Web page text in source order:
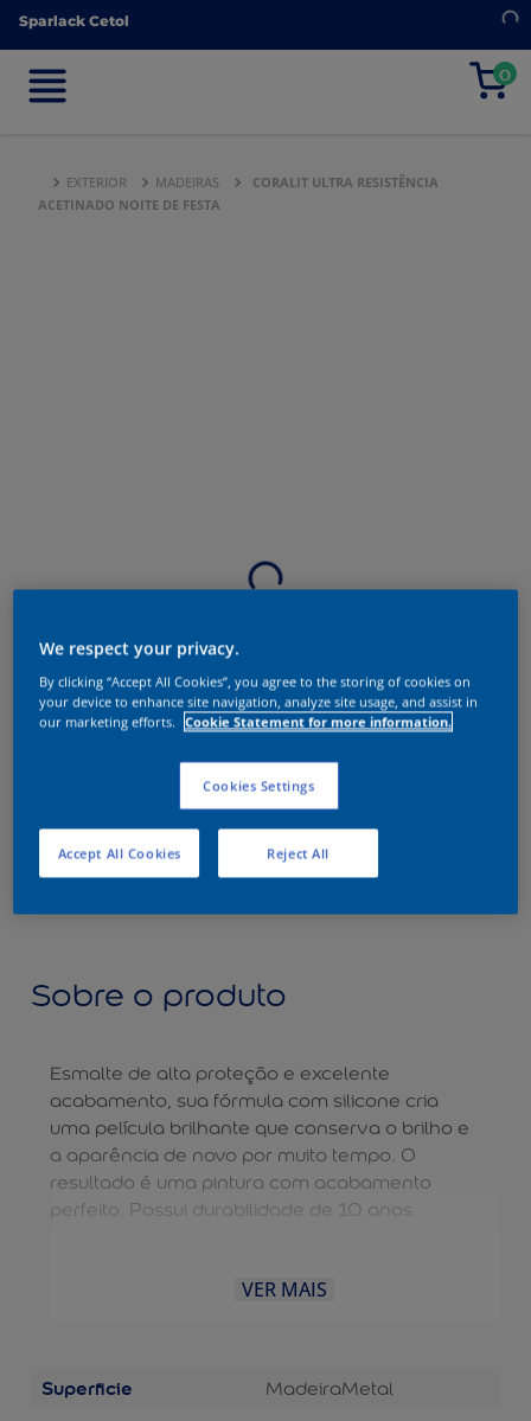
Sparlack Cetol
0
Sparlack Cetol
0
EXTERIOR MADEIRAS
CORALIT ULTRA RESISTÊNCIA
ACETINADO NOITE DE FESTA
Sobre o produto
Esmalte de alta proteção e excelente
acabamento, sua fórmula com silicone cria
uma película brilhante que conserva o brilho e
a aparência de novo por muito tempo. O
resultado é uma pintura com acabamento
perfeito. Possui durabilidade de 10 anos.
VER MAIS
Superficie MadeiraMetal
We respect your privacy.
By clicking “Accept All Cookies”, you agree to the storing of cookies on
your device to enhance site navigation, analyze site usage, and assist in
our marketing efforts.
Cookie Statement for more information.
Cookies Settings
Reject All
Accept All Cookies